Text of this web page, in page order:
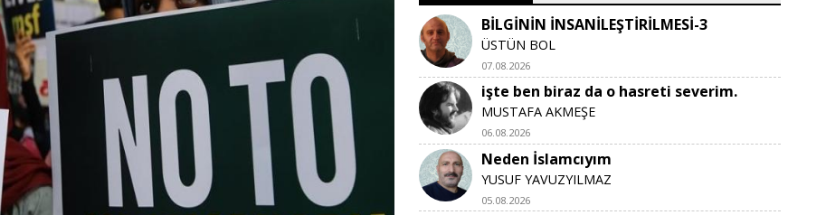
BİLGİNİN İNSANİLEŞTİRİLMESİ-3
ÜSTÜN BOL
07.08.2026
işte ben biraz da o hasreti severim.
MUSTAFA AKMEŞE
06.08.2026
Neden İslamcıyım
YUSUF YAVUZYILMAZ
05.08.2026